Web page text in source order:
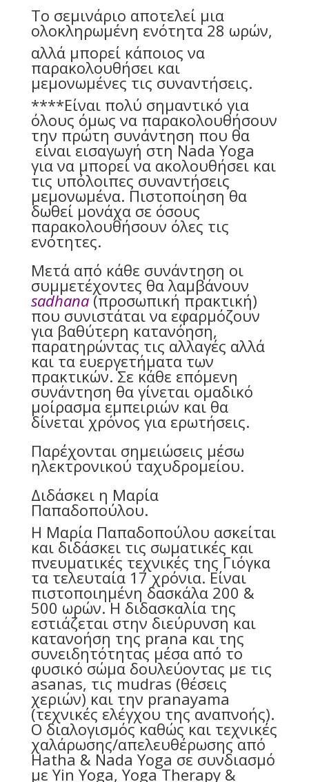
Το σεμινάριο αποτελεί μια
ολοκληρωμένη ενότητα 28 ωρών,
αλλά μπορεί κάποιος να
παρακολουθήσει και
μεμονωμένες τις συναντήσεις.
****Είναι πολύ σημαντικό για
όλους όμως να παρακολουθήσουν
την πρώτη συνάντηση που θα
είναι εισαγωγή στη Nada Yoga
για να μπορεί να ακολουθήσει και
τις υπόλοιπες συναντήσεις
μεμονωμένα. Πιστοποίηση θα
δωθεί μονάχα σε όσους
παρακολουθήσουν όλες τις
ενότητες.
Μετά από κάθε συνάντηση οι
συμμετέχοντες θα λαμβάνουν
sadhana(προσωπική πρακτική)
που συνιστάται να εφαρμόζουν
για βαθύτερη κατανόηση,
παρατηρώντας τις αλλαγές αλλά
και τα ευεργετήματα των
πρακτικών. Σε κάθε επόμενη
συνάντηση θα γίνεται ομαδικό
μοίρασμα εμπειριών και θα
δίνεται χρόνος για ερωτήσεις.
Παρέχονται σημειώσεις μέσω
ηλεκτρονικού ταχυδρομείου.
Διδάσκει η Μαρία
Παπαδοπούλου.
Η Μαρία Παπαδοπούλου ασκείται
και διδάσκει τις σωματικές και
πνευματικές τεχνικές της Γιόγκα
τα τελευταία 17 χρόνια. Είναι
πιστοποιημένη δασκάλα 200 &
500 ωρών. Η διδασκαλία της
εστιάζεται στην διεύρυνση και
κατανοήση της prana και της
συνειδητότητας μέσα από το
φυσικό σώμα δουλεύοντας με τις
asanas, τις mudras (θέσεις
χεριών) και την pranayama
(τεχνικές ελέγχου της αναπνοής).
Ο διαλογισμός καθώς και τεχνικές
χαλάρωσης/απελευθέρωσης από
Hatha & Nada Yoga σε συνδιασμό
με Yin Yoga, Yoga Therapy &